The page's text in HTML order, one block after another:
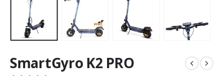
SmartGyro K2 PRO